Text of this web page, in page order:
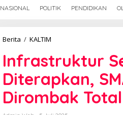
M
NASIONAL POLITIK PENDIDIKAN
Berita / KALTIM
Adaptif
Iklim
Mulai
Diterapkan,
SMA
Negeri
4
Infrastruktur
Diterapkan,
Dirombak Total